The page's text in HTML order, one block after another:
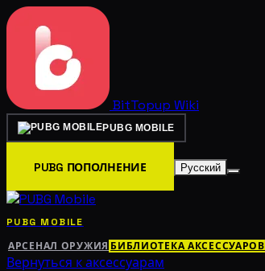
BitTopup Wiki
PUBG MOBILE
PUBG ПОПОЛНЕНИЕ Русский
PUBG MOBILE
АРСЕНАЛ ОРУЖИЯ БИБЛИОТЕКА АКСЕССУАРОВ
Вернуться к аксессуарам